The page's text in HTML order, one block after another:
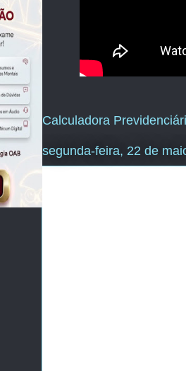
Calculadora
segunda-feira, 22 de